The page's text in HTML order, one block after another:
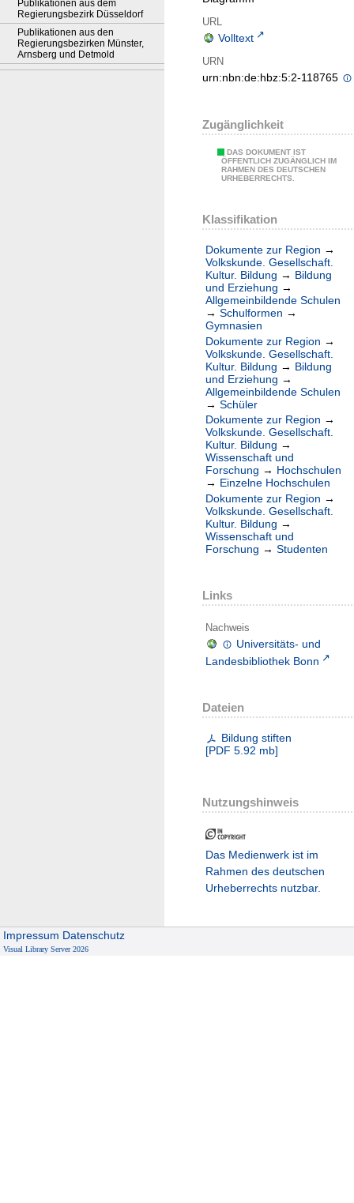
Publikationen aus dem
Regierungsbezirk Düsseldorf
Publikationen aus den
Regierungsbezirken Münster,
Arnsberg und Detmold
URL
Volltext
URN
urn:nbn:de:hbz:5:2-118765
Zugänglichkeit
DAS DOKUMENT IST
ÖFFENTLICH ZUGÄNGLICH IM
RAHMEN DES DEUTSCHEN
URHEBERRECHTS.
Klassifikation
Dokumente zur Region →
Volkskunde. Gesellschaft.
Kultur. Bildung → Bildung
und Erziehung →
Allgemeinbildende Schulen
→ Schulformen →
Gymnasien
Dokumente zur Region →
Volkskunde. Gesellschaft.
Kultur. Bildung → Bildung
und Erziehung →
Allgemeinbildende Schulen
→ Schüler
Dokumente zur Region →
Volkskunde. Gesellschaft.
Kultur. Bildung →
Wissenschaft und
Forschung → Hochschulen
→ Einzelne Hochschulen
Dokumente zur Region →
Volkskunde. Gesellschaft.
Kultur. Bildung →
Wissenschaft und
Forschung → Studenten
Links
Nachweis
Universitäts- und
Landesbibliothek Bonn
Dateien
Bildung stiften
[PDF 5.92 mb]
Nutzungshinweis
Das Medienwerk ist im
Rahmen des deutschen
Urheberrechts nutzbar.
Impressum Datenschutz
Visual Library Server 2026